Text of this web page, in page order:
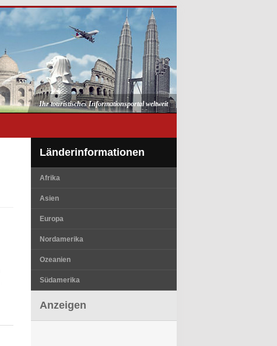
Ihr touristisches Informationsportal weltweit
Länderinformationen
Afrika
Asien
Europa
Nordamerika
Ozeanien
Südamerika
Anzeigen